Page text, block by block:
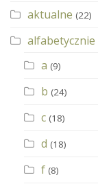
aktualne (22)
alfabetycznie
a (9)
b (24)
c (18)
d (18)
f (8)